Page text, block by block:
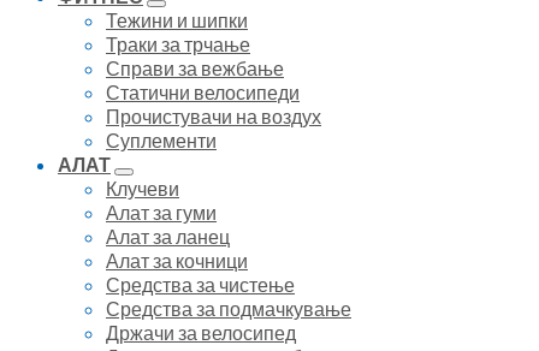
Тежини и шипки
Траки за трчање
Справи за вежбање
Статични велосипеди
Прочистувачи на воздух
Суплементи
АЛАТ
Клучеви
Алат за гуми
Алат за ланец
Алат за кочници
Средства за чистење
Средства за подмачкување
Држачи за велосипед